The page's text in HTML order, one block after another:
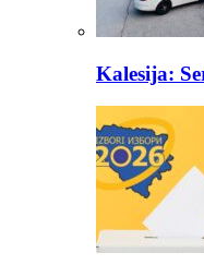
Kalesija: